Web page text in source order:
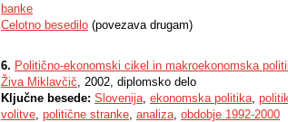
banke
Celotno besedilo (povezava drugam)
6. Politično-ekonomski cikel in makroekonomska
Živa Miklavčič, 2002, diplomsko delo
Ključne besede: Slovenija, ekonomska politika,
volitve, politične stranke, analiza, obdobje 1992-2000